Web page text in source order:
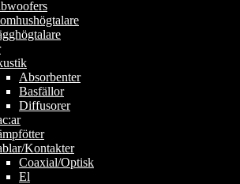
Absorbenter
Basfällor
Diffusorer
Kontakter
Coaxial/Optisk
El